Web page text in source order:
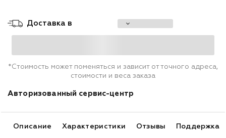
Доставка в
*Стоимость может поменяться и зависит от точного адреса,
стоимости и веса заказа
Авторизованный сервис-центр
Описание Характеристики Отзывы Поддержка